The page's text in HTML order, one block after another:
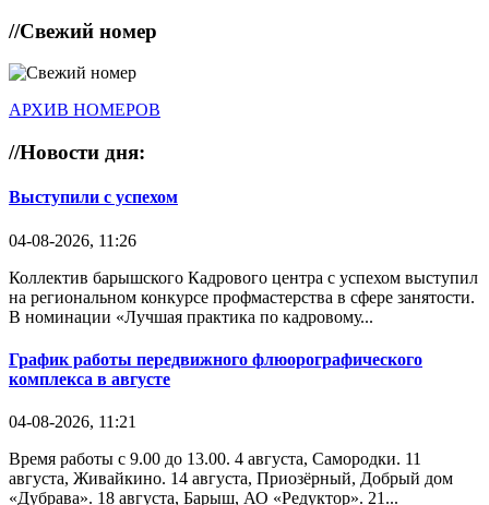
//Свежий номер
АРХИВ НОМЕРОВ
//Новости дня:
Выступили с успехом
04-08-2026, 11:26
Коллектив барышского Кадрового центра с успехом выступил
на региональном конкурсе профмастерства в сфере занятости.
В номинации «Лучшая практика по кадровому...
График работы передвижного флюорографического
комплекса в августе
04-08-2026, 11:21
Время работы с 9.00 до 13.00. 4 августа, Самородки. 11
августа, Живайкино. 14 августа, Приозёрный, Добрый дом
«Дубрава». 18 августа, Барыш, АО «Редуктор». 21...